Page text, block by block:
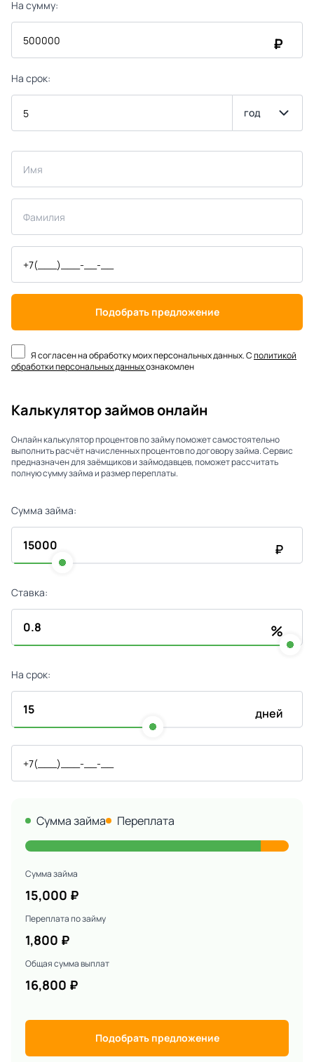
На сумму:
₽
На срок:
год
Подобрать предложение
Я согласен на обработку моих персональных данных. Сполитикой
обработки персональных данныхознакомлен
Калькулятор займов онлайн
Онлайн калькулятор процентов по займу поможет самостоятельно
выполнить расчёт начисленных процентов по договору займа. Сервис
предназначен для заёмщиков и займодавцев, поможет рассчитать
полную сумму займа и размер переплаты.
Сумма займа:
₽
Ставка:
%
На срок:
дней
Сумма займа Переплата
Сумма займа
15,000 ₽
Переплата по займу
1,800 ₽
Общая сумма выплат
16,800 ₽
Подобрать предложение